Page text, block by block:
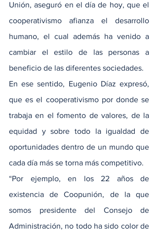
Unión, aseguró en el día de hoy, que el
cooperativismo afianza el desarrollo
humano, el cual además ha venido a
cambiar el estilo de las personas a
beneficio de las diferentes sociedades.
En ese sentido, Eugenio Díaz expresó,
que es el cooperativismo por donde se
trabaja en el fomento de valores, de la
equidad y sobre todo la igualdad de
oportunidades dentro de un mundo que
cada día más se torna más competitivo.
“Por ejemplo, en los 22 años de
existencia de Coopunión, de la que
somos presidente del Consejo de
Administración, no todo ha sido color de